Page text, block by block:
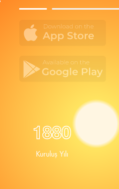
1880
Kuruluş Yılı